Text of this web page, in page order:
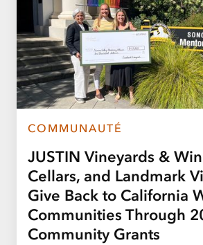
COMMUNAUTÉ
JUSTIN Vineyards &
Cellars, and Landmark
Give Back to California
Communities Through
Community Grants